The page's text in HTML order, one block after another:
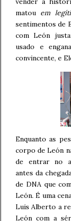
matou em
sentimentos de
com León
usado e
convincente, e
Enquanto as
corpo de León
de entrar no
antes da
de DNA que
León. É uma
Luis Alberto a
León com a